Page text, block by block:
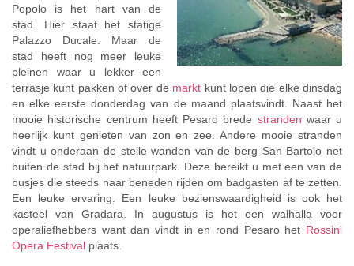
Popolo is het hart van de
stad. Hier staat het statige
Palazzo Ducale. Maar de
stad heeft nog meer leuke
pleinen waar u lekker een
terrasje kunt pakken of over de markt kunt lopen die elke dinsdag
en elke eerste donderdag van de maand plaatsvindt. Naast het
mooie historische centrum heeft Pesaro brede stranden waar u
heerlijk kunt genieten van zon en zee. Andere mooie stranden
vindt u onderaan de steile wanden van de berg San Bartolo net
buiten de stad bij het natuurpark. Deze bereikt u met een van de
busjes die steeds naar beneden rijden om badgasten af te zetten.
Een leuke ervaring. Een leuke bezienswaardigheid is ook het
kasteel van Gradara. In augustus is het een walhalla voor
operaliefhebbers want dan vindt in en rond Pesaro het Rossini
Opera Festival plaats.